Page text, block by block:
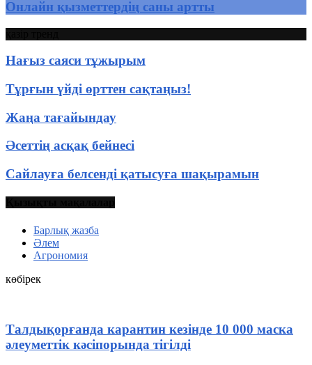
Онлайн қызметтердің саны артты
Нағыз саяси тұжырым
Тұрғын үйді өрттен сақтаңыз!
Жаңа тағайындау
Əсеттің асқақ бейнесі
Сайлауға белсенді қатысуға шақырамын
Барлық жазба
Әлем
Агрономия
көбірек
Талдықорғанда карантин кезінде 10 000 маска
әлеуметтік кәсіпорында тігілді